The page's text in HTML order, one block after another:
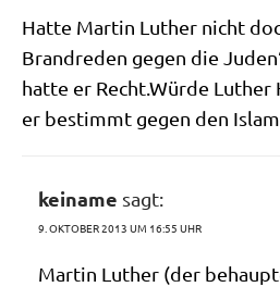
Hat­te Mar­tin Luther nicht
Brand­re­den gegen die
hat­te er Recht.Würde Luther
er bestimmt gegen den
keiname sagt:
9. OKTOBER 2013 UM 16:55 UHR
Mar­tin Luther (der